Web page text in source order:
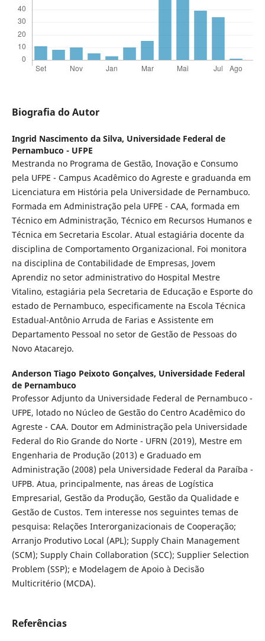
Biografia do Autor
Ingrid Nascimento da Silva, Universidade Federal de
Pernambuco - UFPE
Mestranda no Programa de Gestão, Inovação e Consumo
pela UFPE - Campus Acadêmico do Agreste e graduanda em
Licenciatura em História pela Universidade de Pernambuco.
Formada em Administração pela UFPE - CAA, formada em
Técnico em Administração, Técnico em Recursos Humanos e
Técnica em Secretaria Escolar. Atual estagiária docente da
disciplina de Comportamento Organizacional. Foi monitora
na disciplina de Contabilidade de Empresas, Jovem
Aprendiz no setor administrativo do Hospital Mestre
Vitalino, estagiária pela Secretaria de Educação e Esporte do
estado de Pernambuco, especificamente na Escola Técnica
Estadual-Antônio Arruda de Farias e Assistente em
Departamento Pessoal no setor de Gestão de Pessoas do
Novo Atacarejo.
Anderson Tiago Peixoto Gonçalves, Universidade Federal
de Pernambuco
Professor Adjunto da Universidade Federal de Pernambuco -
UFPE, lotado no Núcleo de Gestão do Centro Acadêmico do
Agreste - CAA. Doutor em Administração pela Universidade
Federal do Rio Grande do Norte - UFRN (2019), Mestre em
Engenharia de Produção (2013) e Graduado em
Administração (2008) pela Universidade Federal da Paraíba -
UFPB. Atua, principalmente, nas áreas de Logística
Empresarial, Gestão da Produção, Gestão da Qualidade e
Gestão de Custos. Tem interesse nos seguintes temas de
pesquisa: Relações Interorganizacionais de Cooperação;
Arranjo Produtivo Local (APL); Supply Chain Management
(SCM); Supply Chain Collaboration (SCC); Supplier Selection
Problem (SSP); e Modelagem de Apoio à Decisão
Multicritério (MCDA).
Referências